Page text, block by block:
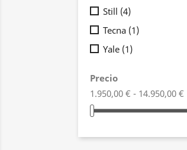
Still (4)
Tecna (1)
Yale (1)
Precio
1.950,00 € - 14.950,00 €